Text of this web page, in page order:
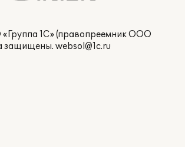
1С» (правопреемник ООО
защищены. websol@1c.ru